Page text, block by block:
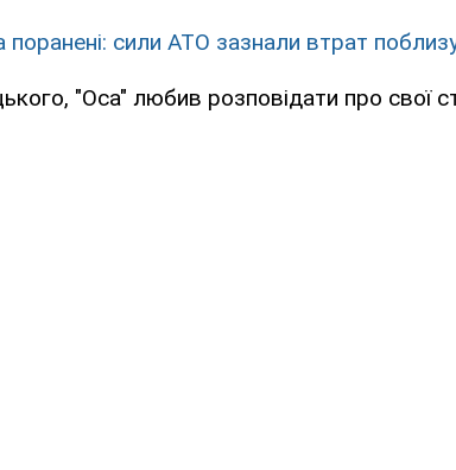
поранені: сили АТО зазнали втрат
"Оса" любив розповідати про свої